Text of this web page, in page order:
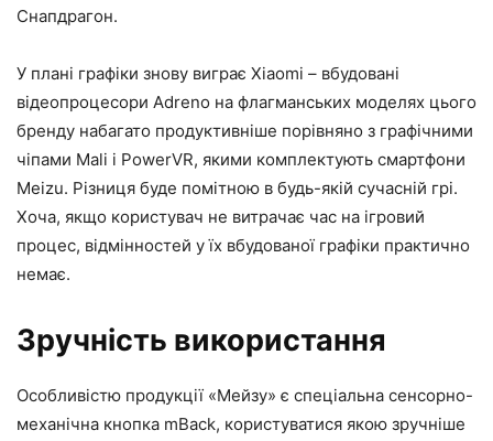
Снапдрагон.
У плані графіки знову виграє Xiaomi – вбудовані
відеопроцесори Adreno на флагманських моделях цього
бренду набагато продуктивніше порівняно з графічними
чіпами Mali і PowerVR, якими комплектують смартфони
Meizu. Різниця буде помітною в будь-якій сучасній грі.
Хоча, якщо користувач не витрачає час на ігровий
процес, відмінностей у їх вбудованої графіки практично
немає.
Зручність використання
Особливістю продукції «Мейзу» є спеціальна сенсорно-
механічна кнопка mBack, користуватися якою зручніше